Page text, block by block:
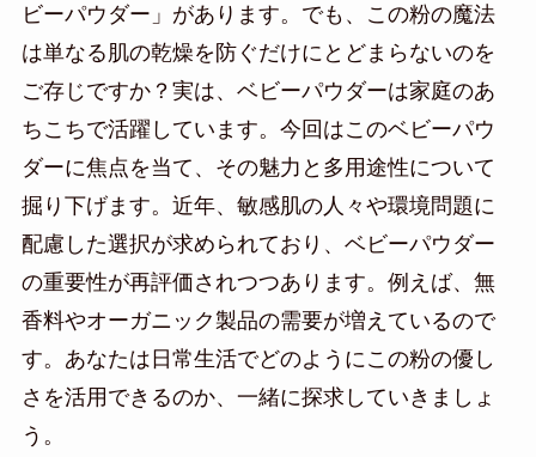
ビーパウダー」があります。でも、この粉の魔法
は単なる肌の乾燥を防ぐだけにとどまらないのを
ご存じですか？実は、ベビーパウダーは家庭のあ
ちこちで活躍しています。今回はこのベビーパウ
ダーに焦点を当て、その魅力と多用途性について
掘り下げます。近年、敏感肌の人々や環境問題に
配慮した選択が求められており、ベビーパウダー
の重要性が再評価されつつあります。例えば、無
香料やオーガニック製品の需要が増えているので
す。あなたは日常生活でどのようにこの粉の優し
さを活用できるのか、一緒に探求していきましょ
う。